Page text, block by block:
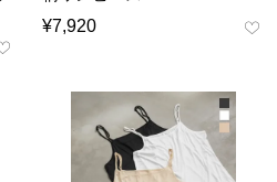
¥7,920